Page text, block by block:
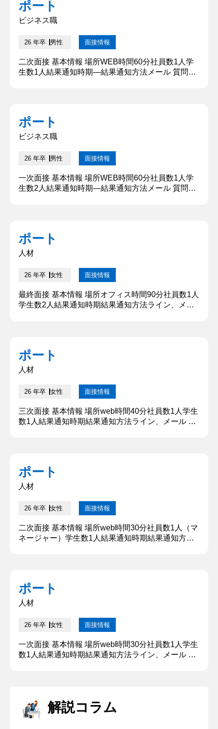
ポート
ビジネス職
26 年卒 男性 面接情報
二次面接 基本情報 場所WEB時間60分社員数1人学
生数1人結果通知時期―結果通知方法メール 質問内
ポーツサークルに入りました。飲食店のホールスタ
ッフと教育系のアルバイトをやっています。本日は
ポート
ビジネス職
26 年卒 男性 面接情報
一次面接 基本情報 場所WEB時間60分社員数1人学
生数2人結果通知時期―結果通知方法メール 質問内
スポーツサークルに入りました。飲食店のホールス
タッフと教育系のアルバイトをやっています。本日
はよろしくお願いしま...
ポート
人材
26 年卒 女性 面接情報
最終面接 基本情報 場所オフィス時間90分社員数1人
学生数2人結果通知時期結果通知方法ライン、メー
年目ではキャリアアドバイザーに挑戦をして、クラ
イアントや学生など社外への貢献をしてやりがいを
感じたいと考えて...
ポート
人材
26 年卒 女性 面接情報
三次面接 基本情報 場所web時間40分社員数1人学生
数1人結果通知時期結果通知方法ライン、メール 質
生徒が多いということが課題でした。そこで、成績
を上げるために勉強の量と質に着目し、生徒一人一
人と面談を行い、...
ポート
人材
26 年卒 女性 面接情報
二次面接 基本情報 場所web時間30分社員数1人（マ
ネージャー）学生数1人結果通知時期結果通知方法
なくなってしまう生徒が多いということが課題でし
た。そこで、成績を上げるために勉強の量と質に着
目し、生徒一人一人...
ポート
人材
26 年卒 女性 面接情報
一次面接 基本情報 場所web時間30分社員数1人学生
数1人結果通知時期結果通知方法ライン、メール 質
しまう生徒が多いということが課題でした。そこ
で、成績を上げるために勉強の量と質に着目し、生
解説コラム